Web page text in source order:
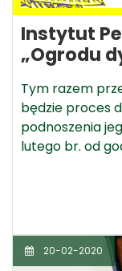
Instytut
„Ogrodu
Tym razem
będzie proces
podnoszenia
lutego br. od
20-02-2020